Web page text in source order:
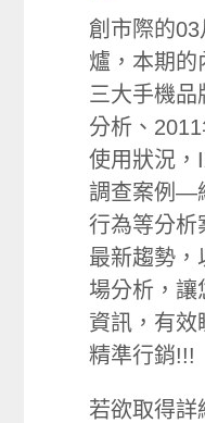
創市際的
爐，本期的
三大手機品
分析、
使用狀況，
調查案例—
行為等分析
最新趨勢，
場分析，讓
資訊，有效
精準行銷!!!
若欲取得詳